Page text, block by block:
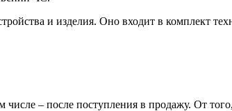
и изделия. Оно входит в комплект
– после поступления в продажу. От